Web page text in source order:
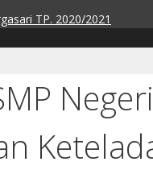
TP. 2020/2021